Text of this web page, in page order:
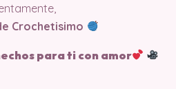
Crochetisimo
para ti con amor